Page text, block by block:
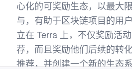
心化的可奖励生态，以最大
与，有助于区块链项目的用
立在 Terra 上，不仅奖励活
荐，而且奖励他们后续的转
推荐，并创建一个新的生态